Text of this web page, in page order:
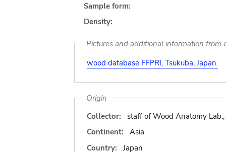
Sample form:
Density:
Pictures and additional information from
wood database FFPRI, Tsukuba, Japan.
Origin
Collector:
staff of Wood Anatomy Lab.,
Continent:
Asia
Country:
Japan